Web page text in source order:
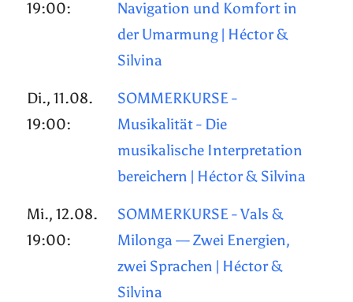
19:00:
Navigation und Komfort in
der Umarmung | Héctor &
Silvina
Di., 11.08.
19:00:
SOMMERKURSE -
Musikalität - Die
musikalische Interpretation
bereichern | Héctor & Silvina
Mi., 12.08.
19:00:
SOMMERKURSE - Vals &
Milonga — Zwei Energien,
zwei Sprachen | Héctor &
Silvina